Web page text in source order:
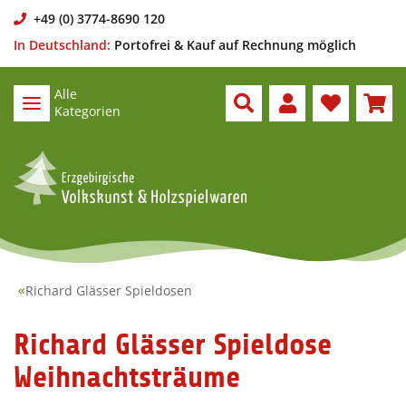
+49 (0) 3774-8690 120
In Deutschland: Portofrei & Kauf auf Rechnung möglich
Alle
Kategorien
Richard Glässer Spieldosen
Richard Glässer Spieldose
Weihnachtsträume